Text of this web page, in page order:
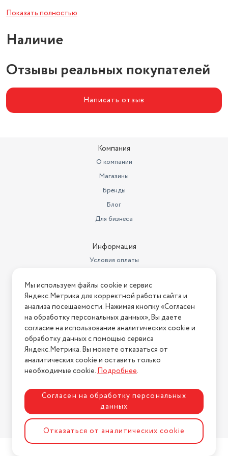
Высота товара в упаковке, в
метрах
Объем товара в упаковке, в
литрах
Показать полностью
Наличие
Отзывы реальных покупателей
Написать отзыв
Компания
О компании
Магазины
Бренды
Блог
Для бизнеса
Информация
Условия оплаты
Условия возврата
Нашли ошибку на сайте? Напишите нам
2026 © Интернет-магазин "АстМаркет". У нас есть всё!
Политика конфиденциальности
Разработка сайтаASTDESIGN
Мы используем файлы cookie и сервис
Яндекс.Метрика для корректной работы сайта и
анализа посещаемости. Нажимая кнопку «Согласен
на обработку персональных данных», Вы даете
согласие на использование аналитических cookie и
обработку данных с помощью сервиса
Яндекс.Метрика. Вы можете отказаться от
аналитических cookie и оставить только
необходимые cookie.Подробнее.
Согласен на обработку персональных
данных
Отказаться от аналитических cookie